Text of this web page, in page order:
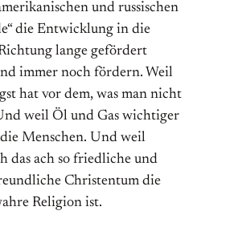
und russischen
die Entwicklung in die
lange gefördert
immer noch fördern. Weil
hat vor dem, was man nicht
weil Öl und Gas wichtiger
Menschen. Und weil
das ach so friedliche und
Christentum die
Religion ist.